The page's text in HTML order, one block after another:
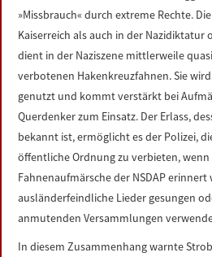
»Missbrauch« durch extreme Rechte.
Kaiserreich als auch in der Nazidiktatur
dient in der Naziszene mittlerweile
verbotenen Hakenkreuzfahnen. Sie
genutzt und kommt verstärkt bei
Querdenker zum Einsatz. Der Erlass,
bekannt ist, ermöglicht es der Polizei,
öffentliche Ordnung zu verbieten,
Fahnenaufmärsche der NSDAP
ausländerfeindliche Lieder gesungen
anmutenden Versammlungen
In diesem Zusammenhang warnte